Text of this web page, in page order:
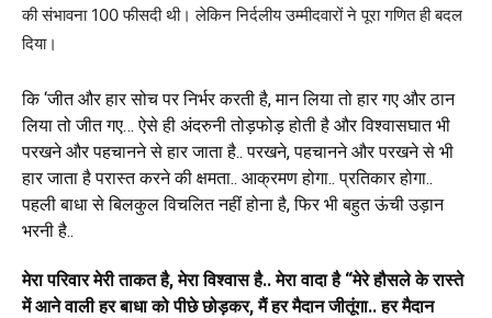
की संभावना 100 फीसदी थी। लेकिन निर्दलीय उम्मीदवारों ने पूरा गणित ही बदल
दिया।
कि ‘जीत और हार सोच पर निर्भर करती है, मान लिया तो हार गए और ठान
लिया तो जीत गए… ऐसे ही अंदरुनी तोड़फोड़ होती है और विश्वासघात भी
परखने और पहचानने से हार जाता है.. परखने, पहचानने और परखने से भी
हार जाता है परास्त करने की क्षमता.. आक्रमण होगा.. प्रतिकार होगा..
पहली बाधा से बिलकुल विचलित नहीं होना है, फिर भी बहुत ऊंची उड़ान
भरनी है..
मेरा परिवार मेरी ताकत है, मेरा विश्वास है.. मेरा वादा है “मेरे हौसले के रास्ते
में आने वाली हर बाधा को पीछे छोड़कर, मैं हर मैदान जीतूंगा.. हर मैदान